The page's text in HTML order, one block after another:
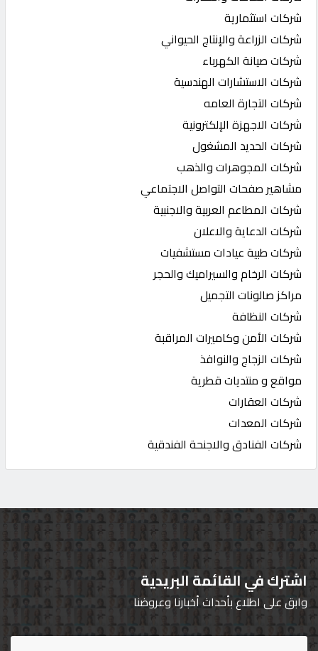
شركات استثمارية
شركات الزراعة والإنتاج الحيواني
شركات صيانة الكهرباء
شركات الاستشارات الهندسية
شركات التجارة العامه
شركات الاجهزة الإلكترونية
شركات الحديد المشغول
شركات المجوهرات والذهب
مشاهير صفحات التواصل الاجتماعي
شركات المطاعم العربية والاجنبية
شركات الدعاية والاعلان
شركات طبية عيادات مستشفيات
شركات الرخام والسيراميك والحجر
مراكز صالونات التجميل
شركات النظافة
شركات الأمن وكاميرات المراقبة
شركات الزجاج والنوافذ
مواقع و منتديات قطرية
شركات العقارات
شركات المعدات
شركات الفنادق والاجنحة الفندقية
اشترك في القائمة البريدية
وابق على اطلاع بأحداث أخبارنا وعروضنا